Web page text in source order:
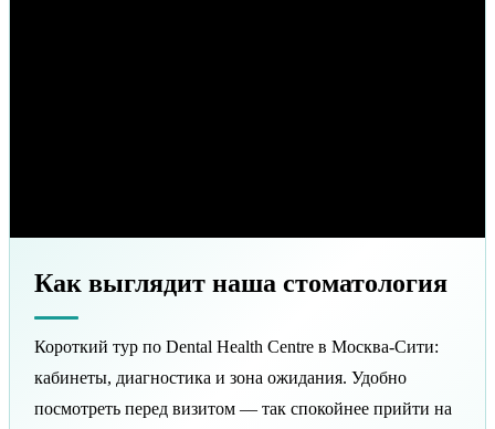
Как выглядит наша стоматология
Короткий тур по Dental Health Centre в Москва-Сити:
кабинеты, диагностика и зона ожидания. Удобно
посмотреть перед визитом — так спокойнее прийти на